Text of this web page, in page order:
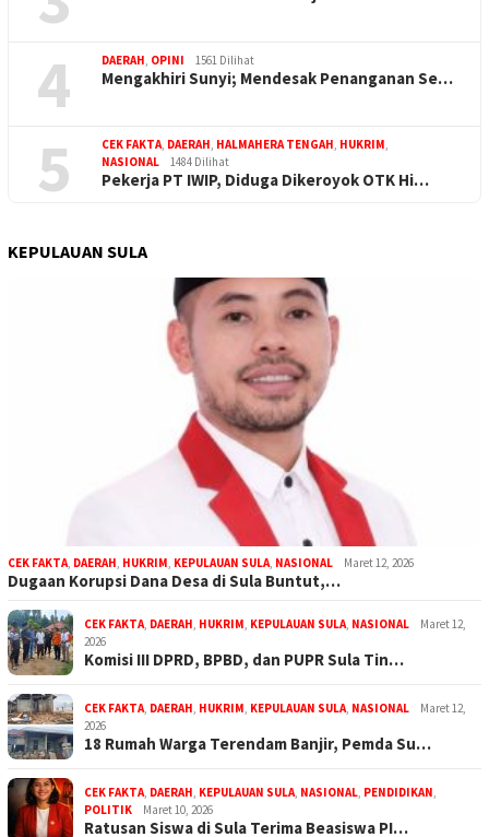
4 DAERAH, OPINI 1561 Dilihat
Mengakhiri Sunyi; Mendesak Penanganan Se…
5 CEK FAKTA, DAERAH, HALMAHERA TENGAH, HUKRIM,
NASIONAL
1484 Dilihat
Pekerja PT IWIP, Diduga Dikeroyok OTK Hi…
KEPULAUAN SULA
CEK FAKTA, DAERAH, HUKRIM, KEPULAUAN SULA, NASIONAL Maret 12, 2026
Dugaan Korupsi Dana Desa di Sula Buntut,…
CEK FAKTA, DAERAH, HUKRIM, KEPULAUAN SULA, NASIONAL
Maret 12,
2026
Komisi III DPRD, BPBD, dan PUPR Sula Tin…
CEK FAKTA, DAERAH, HUKRIM, KEPULAUAN SULA, NASIONAL
Maret 12,
2026
18 Rumah Warga Terendam Banjir, Pemda Su…
CEK FAKTA, DAERAH, KEPULAUAN SULA, NASIONAL, PENDIDIKAN,
POLITIK
Maret 10, 2026
Ratusan Siswa di Sula Terima Beasiswa PI…